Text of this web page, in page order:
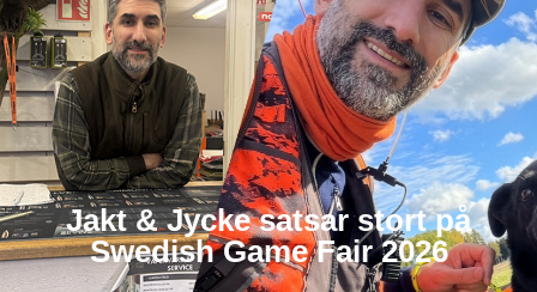
Jakt & Jycke satsar stort på
Swedish Game Fair 2026